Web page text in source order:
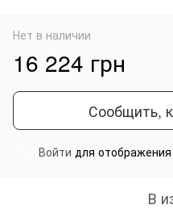
Нет в наличии
16 224 грн
Сообщить,
Войти для
В